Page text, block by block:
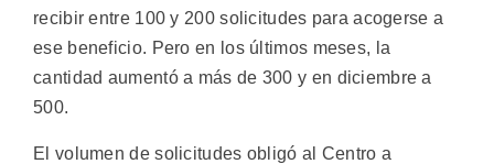
recibir entre 100 y 200 solicitudes para acogerse a
ese beneficio. Pero en los últimos meses, la
cantidad aumentó a más de 300 y en diciembre a
500.
El volumen de solicitudes obligó al Centro a